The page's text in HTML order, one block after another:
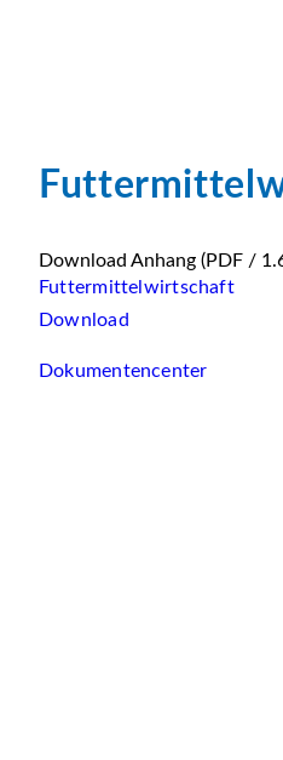
Download Anhang (PDF /
Futtermittelwirtschaft
Download
Dokumentencenter